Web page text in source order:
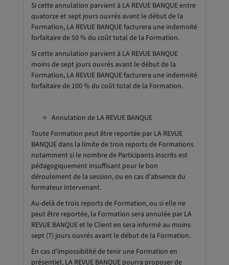
Si cette annulation parvient à LA REVUE BANQUE entre
quatorze et sept jours ouvrés avant le début de la
Formation, LA REVUE BANQUE facturera une indemnité
forfaitaire de 50 % du coût total de la Formation.
Si cette annulation parvient à LA REVUE BANQUE
moins de sept jours ouvrés avant le début de la
Formation, LA REVUE BANQUE facturera une indemnité
forfaitaire de 100 % du coût total de la Formation.
Annulation de LA REVUE BANQUE
Toute Formation peut être reportée par LA REVUE
BANQUE dans la limite de trois reports de Formations
notamment si le nombre de Participants inscrits est
pédagogiquement insuffisant pour le bon
déroulement de la session, ou en cas d'absence du
formateur intervenant.
Au-delà de trois reports de Formation, ou si elle ne
peut être reportée, la Formation sera annulée par LA
REVUE BANQUE et le Client en sera informé au moins
sept (7) jours ouvrés avant le début de la Formation.
En cas d'impossibilité de tenir une Formation en
présentiel, LA REVUE BANQUE pourra proposer de